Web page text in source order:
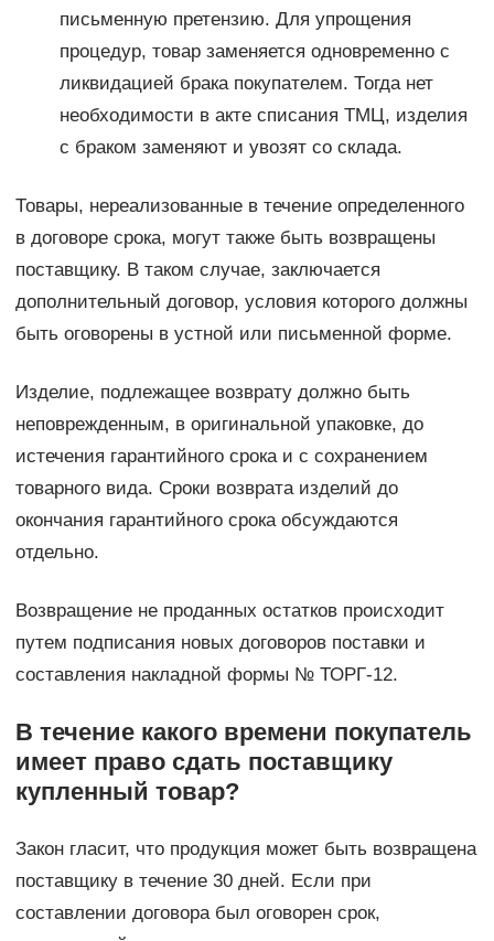
письменную претензию. Для упрощения
процедур, товар заменяется одновременно с
ликвидацией брака покупателем. Тогда нет
необходимости в акте списания ТМЦ, изделия
с браком заменяют и увозят со склада.
Товары, нереализованные в течение определенного
в договоре срока, могут также быть возвращены
поставщику. В таком случае, заключается
дополнительный договор, условия которого должны
быть оговорены в устной или письменной форме.
Изделие, подлежащее возврату должно быть
неповрежденным, в оригинальной упаковке, до
истечения гарантийного срока и с сохранением
товарного вида. Сроки возврата изделий до
окончания гарантийного срока обсуждаются
отдельно.
Возвращение не проданных остатков происходит
путем подписания новых договоров поставки и
составления накладной формы № ТОРГ-12.
В течение какого времени покупатель
имеет право сдать поставщику
купленный товар?
Закон гласит, что продукция может быть возвращена
поставщику в течение 30 дней. Если при
составлении договора был оговорен срок,